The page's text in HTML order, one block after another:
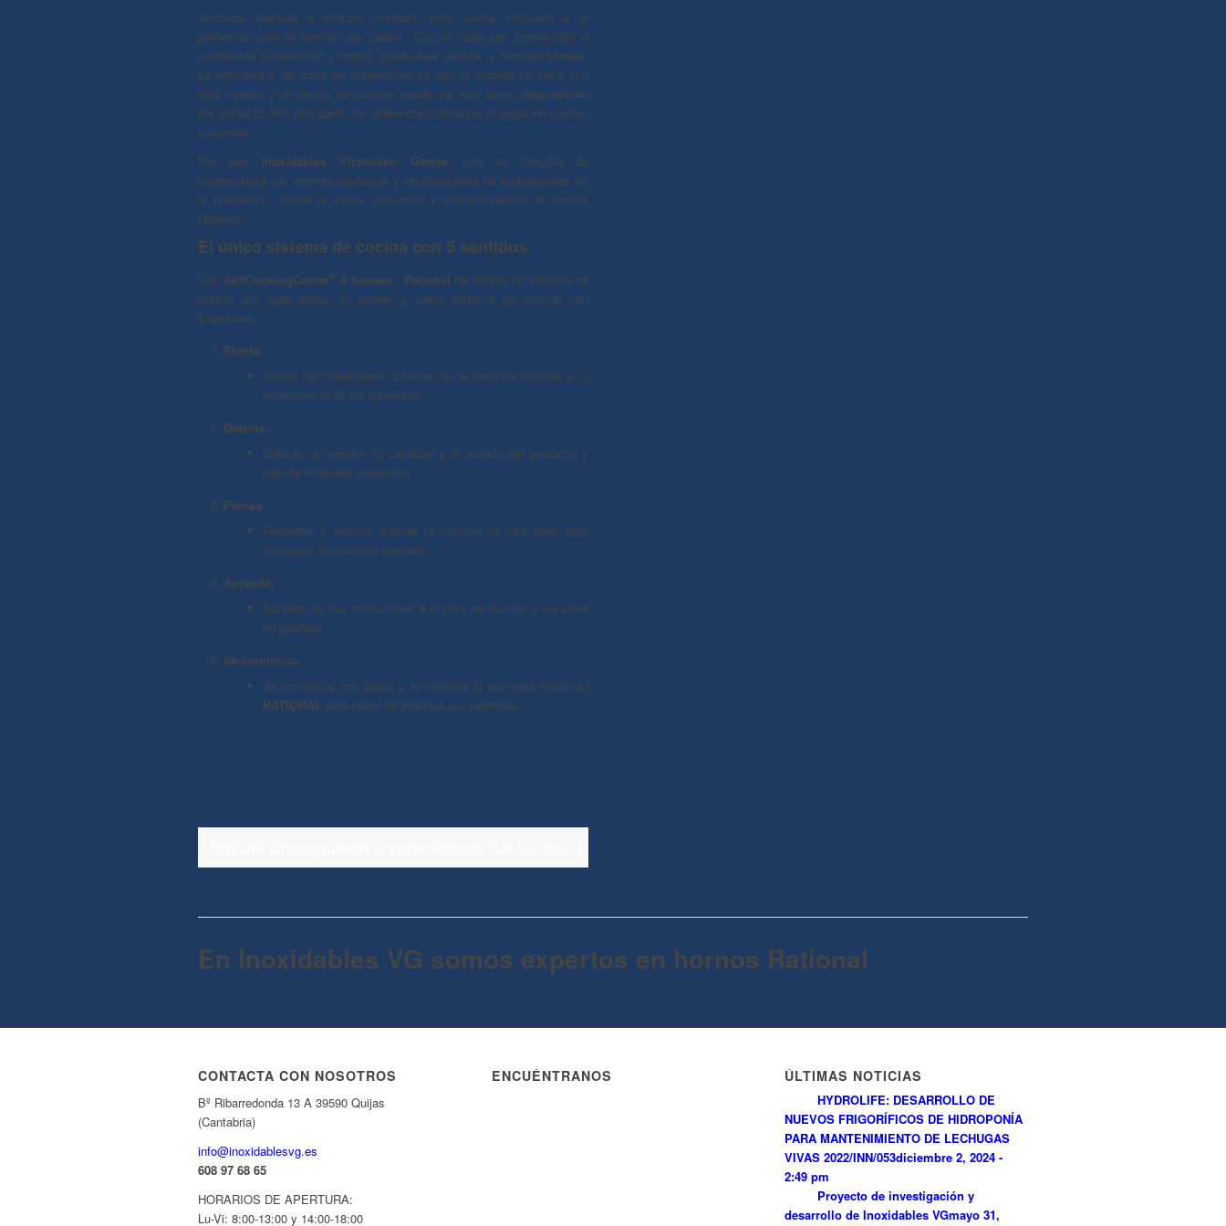
Verduras, patatas e incluso pescado, todo queda cocinado a la
perfección con la función de “vapor”. Con el calor por convección o
combinado (convección y vapor), puede asar, estofar y también hornear.
La desventaja del calor de convección es que la comida se seca con
más rapidez y el tiempo de cocción puede ser muy largo, dependiendo
del producto. Por otra parte, los alimentos cocinados al vapor no quedan
crujientes.
Por eso Inoxidables Victoriano García, con su filosofía de
comercializar los mejores productos y servicios para los profesionales de
la hostelería ofrece la venta, formación y mantenimientos de hornos
Rational.
El único sistema de cocina con 5 sentidos
Con SelfCookingCenter® 5 Senses, Rational ha creado un sistema de
cocina así para usted: el primer y único sistema de cocina con
5 sentidos.
Siente.
Siente las condiciones actuales de la zona de cocción y la
consistencia de los alimentos.
Detecta.
Detecta el tamaño, la cantidad y el estado del producto y
calcula el dorado necesario.
Piensa.
Presiente y calcula durante la cocción la ruta ideal para
conseguir el resultado deseado.
Aprende.
Aprende de sus costumbres a la hora de cocinar y las pone
en práctica.
Se comunica.
Se comunica con usted y le muestra lo que está haciendo
RATIONAL para poner en práctica sus premisas.
En Inoxidables VG somos expertos en hornos Rational
CONTACTA CON NOSOTROS
Bº Ribarredonda 13 A 39590 Quijas
(Cantabria)
info@inoxidablesvg.es
608 97 68 65
HORARIOS DE APERTURA:
Lu-Vi: 8:00-13:00 y 14:00-18:00
ENCUÉNTRANOS ÚLTIMAS NOTICIAS
HYDROLIFE: DESARROLLO DE
NUEVOS FRIGORÍFICOS DE HIDROPONÍA
PARA MANTENIMIENTO DE LECHUGAS
VIVAS 2022/INN/053diciembre 2, 2024 -
2:49 pm
Proyecto de investigación y
desarrollo de Inoxidables VGmayo 31,